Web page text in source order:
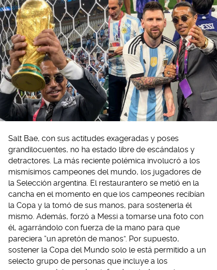
Salt Bae, con sus actitudes exageradas y poses
grandilocuentes, no ha estado libre de escándalos y
detractores. La más reciente polémica involucró a los
mismísimos campeones del mundo, los jugadores de
la Selección argentina. El restaurantero se metió en la
cancha en el momento en que los campeones recibían
la Copa y la tomó de sus manos, para sostenerla él
mismo. Además, forzó a Messi a tomarse una foto con
él, agarrándolo con fuerza de la mano para que
pareciera “un apretón de manos”. Por supuesto,
sostener la Copa del Mundo solo le está permitido a un
selecto grupo de personas que incluye a los